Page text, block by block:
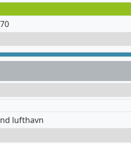
lufthavn